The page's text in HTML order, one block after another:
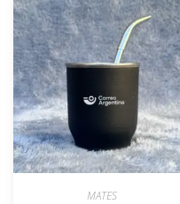
MATES